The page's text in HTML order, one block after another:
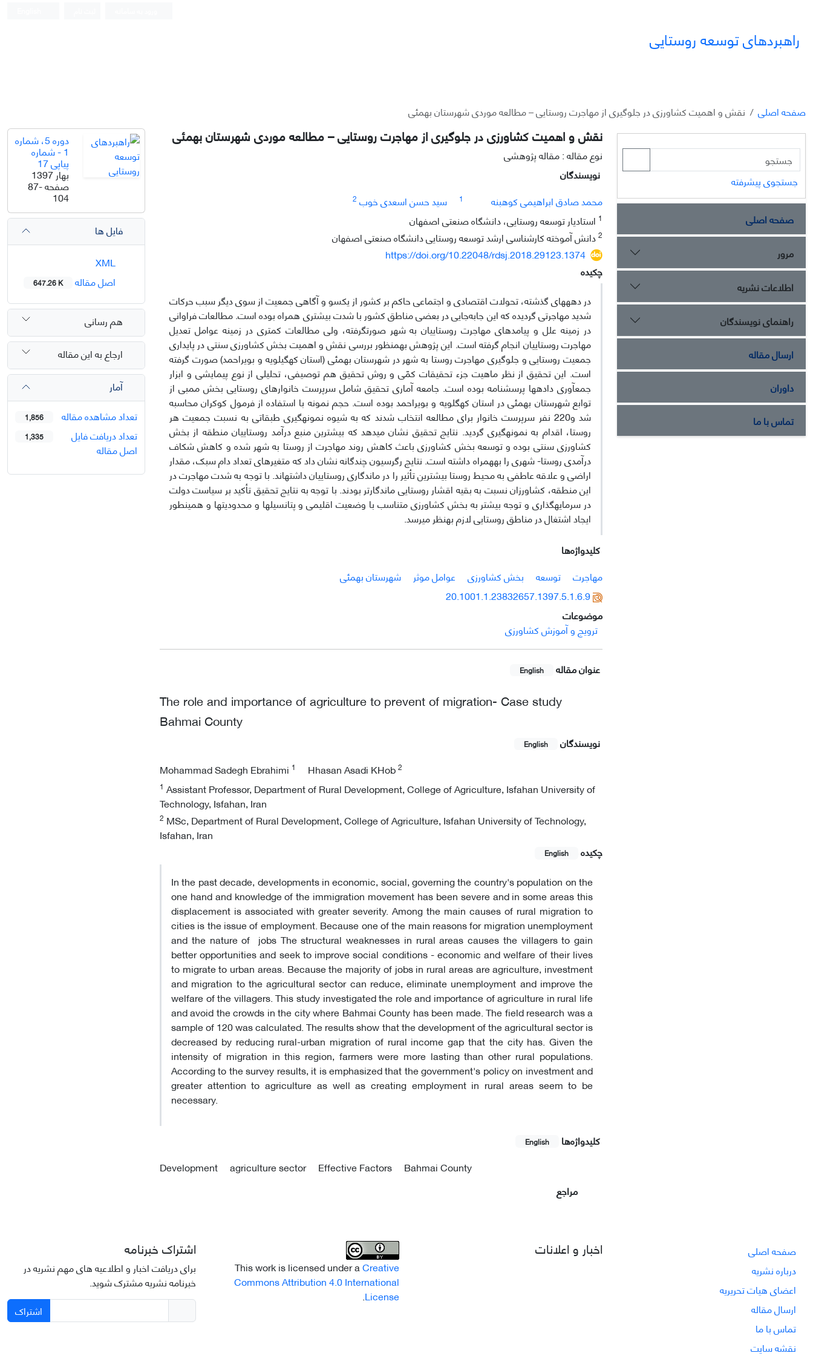
راهبردهای توسعه روستایی
صفحه اصلی نقش و اهمیت کشاورزی در جلوگیری از مهاجرت روستایی – مطالعه موردی شهرستان بهمئی
نقش و اهمیت کشاورزی در جلوگیری از مهاجرت روستایی – مطالعه موردی شهرستان بهمئی
نوع مقاله : مقاله پژوهشی
نویسندگان
محمد صادق ابراهیمی کوهبنه
1 سید حسن اسعدی خوب 2
1 استادیار توسعه روستایی، دانشگاه صنعتی اصفهان
2دانش آموخته کارشناسی ارشد توسعه روستایی دانشگاه صنعتی اصفهان
https://doi.org/10.22048/rdsj.2018.29123.1374
چکیده
در دهه­های گذشته، تحولات اقتصادی و اجتماعی حاکم بر کشور از یک­سو و آگاهی جمعیت از سوی دیگر سبب حرکات
شدید مهاجرتی گردیده که این جابه‌جایی در بعضی مناطق کشور با شدت بیشتری همراه بوده است. مطالعات فراوانی
در زمینه علل و پیامدهای مهاجرت روستاییان به شهر صورت­گرفته، ولی مطالعات کمتری در زمینه عوامل تعدیل
مهاجرت روستاییان انجام گرفته است. این پژوهش به­منظور بررسی نقش و اهمیت بخش کشاورزی سنتی در پایداری
جمعیت روستایی و جلوگیری مهاجرت روستا به شهر در شهرستان بهمئی (استان کهگیلویه و بویراحمد) صورت گرفته
است. این تحقیق از نظر ماهیت جزء تحقیقات کمّی و روش تحقیق هم توصیفی، تحلیلی از نوع پیمایشی و ابزار
جمع­آوری داده­ها پرسشنامه بوده است. جامعه آماری تحقیق شامل سرپرست خانوارهای روستایی بخش ممبی از
توابع شهرستان بهمئی در استان کهگلویه و بویراحمد بوده است. حجم نمونه با استفاده از فرمول کوکران محاسبه
شد و220 نفر سرپرست خانوار برای مطالعه انتخاب شدند که به شیوه نمونه­گیری طبقاتی به نسبت جمعیت هر
روستا، اقدام به نمونه­گیری گردید. نتایج تحقیق نشان می­دهد که بیشترین منبع درآمد روستاییان منطقه از بخش
کشاورزی سنتی بوده و توسعه بخش کشاورزی باعث کاهش روند مهاجرت از روستا به شهر شده و کاهش شکاف
درآمدی روستا- شهری را به­همراه داشته است. نتایج رگرسیون چندگانه نشان داد که متغیرهای تعداد دام سبک، مقدار
اراضی و علاقه عاطفی به محیط روستا بیشترین تأثیر را در ماندگاری روستاییان داشته­اند. با توجه به شدت مهاجرت در
این منطقه، کشاورزان نسبت به بقیه اقشار روستایی ماندگارتر بودند. با توجه به نتایج تحقیق تأکید بر سیاست دولت
در سرمایه­گذاری و توجه بیشتر به بخش کشاورزی متناسب با وضعیت اقلیمی و پتانسیل­ها و محدودیت­ها و همین­طور
ایجاد اشتغال در مناطق روستایی لازم به­نظر می­رسد.
کلیدواژه‌ها
مهاجرت
توسعه بخش کشاورزی عوامل موثر
شهرستان بهمئی
20.1001.1.23832657.1397.5.1.6.9
موضوعات
ترویج و آموزش کشاورزی
عنوان مقاله English
The role and importance of agriculture to prevent of migration- Case study
Bahmai County
نویسندگان English
Mohammad Sadegh Ebrahimi 1 Hhasan Asadi KHob2
1 Assistant Professor, Department of Rural Development, College of Agriculture, Isfahan University of
Technology, Isfahan, Iran
2 MSc, Department of Rural Development, College of Agriculture, Isfahan University of Technology,
Isfahan, Iran
چکیده
English
In the past decade, developments in economic, social, governing the country's population on the
one hand and knowledge of the immigration movement has been severe and in some areas this
displacement is associated with greater severity. Among the main causes of rural migration to
cities is the issue of employment. Because one of the main reasons for migration unemployment
and the nature of jobs The structural weaknesses in rural areas causes the villagers to gain
better opportunities and seek to improve social conditions - economic and welfare of their lives
to migrate to urban areas. Because the majority of jobs in rural areas are agriculture, investment
and migration to the agricultural sector can reduce, eliminate unemployment and improve the
welfare of the villagers. This study investigated the role and importance of agriculture in rural life
and avoid the crowds in the city where Bahmai County has been made. The field research was a
sample of 120 was calculated. The results show that the development of the agricultural sector is
decreased by reducing rural-urban migration of rural income gap that the city has. Given the
intensity of migration in this region, farmers were more lasting than other rural populations.
According to the survey results, it is emphasized that the government's policy on investment and
greater attention to agriculture as well as creating employment in rural areas seem to be
necessary.
کلیدواژه‌ها English
Development agriculture sector Effective Factors
Bahmai County
مراجع
دوره 5، شماره
1 - شماره
پیاپی 17
بهار 1397
صفحه87-
104
فایل ها
اصل مقاله
647.26 K
هم رسانی
ارجاع به این مقاله
آمار
تعداد مشاهده مقاله
1,856
تعداد دریافت فایل
اصل مقاله
1,335
جستجوی پیشرفته
صفحه اصلی
مرور
اطلاعات نشریه
راهنمای نویسندگان
ارسال مقاله
داوران
تماس با ما
صفحه اصلی
درباره نشریه
اعضای هیات تحریریه
ارسال مقاله
تماس با ما
نقشه سایت
اخبار و اعلانات
This work is licensed under aCreative
Commons Attribution 4.0 International
License
.
اشتراک خبرنامه
برای دریافت اخبار و اطلاعیه های مهم نشریه در
خبرنامه نشریه مشترک شوید.
اشتراک